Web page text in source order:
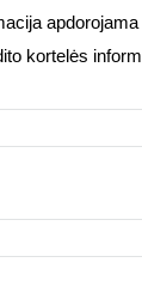
kortelės